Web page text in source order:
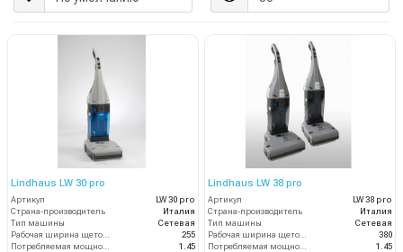
Lindhaus LW 30 pro
Артикул
LW 30 pro
Страна-производитель
Италия
Тип машины
Сетевая
255
1.45
Lindhaus LW 38 pro
Артикул
LW 38 pro
Страна-производитель
Италия
Тип машины
Сетевая
380
1.45